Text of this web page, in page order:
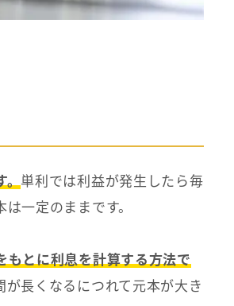
。単利では利益が発生したら毎
一定のままです。
もとに利息を計算する方法で
長くなるにつれて元本が大き